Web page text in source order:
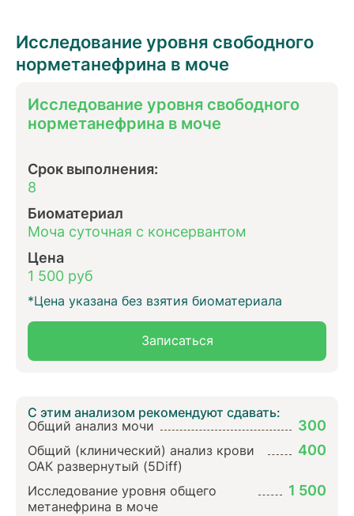
Исследование уровня свободного
норметанефрина в моче
Исследование уровня свободного
норметанефрина в моче
Срок выполнения:
8
Биоматериал
Моча суточная с консервантом
Цена
1 500 руб
*Цена указана без взятия биоматериала
Записаться
С этим анализом рекомендуют сдавать:
Общий анализ мочи 300
Общий (клинический) анализ крови
ОАК развернутый (5Diff)
400
Исследование уровня общего
метанефрина в моче
1 500